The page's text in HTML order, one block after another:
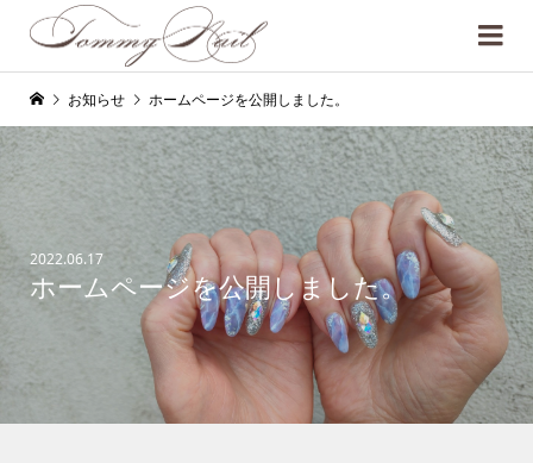
2022.06.17
ホームページを公開しました。
お知らせ ホームページを公開しました。